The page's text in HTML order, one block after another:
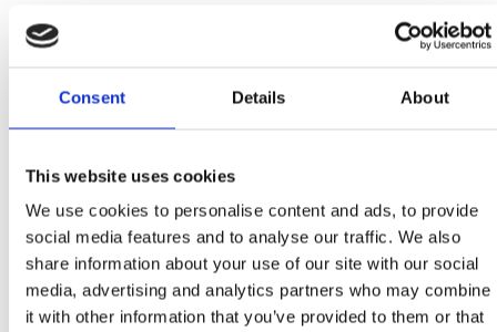
Consent Details About
This website uses cookies
We use cookies to personalise content and ads, to provide
social media features and to analyse our traffic. We also
share information about your use of our site with our social
media, advertising and analytics partners who may combine
it with other information that you’ve provided to them or that
Monolocale - studio
Letti principali (numero):
Numero totale di letti:
Parcheggio
Piscina, Idromassaggio
TV via cavo/satellite
Animali da compagnia
Internet